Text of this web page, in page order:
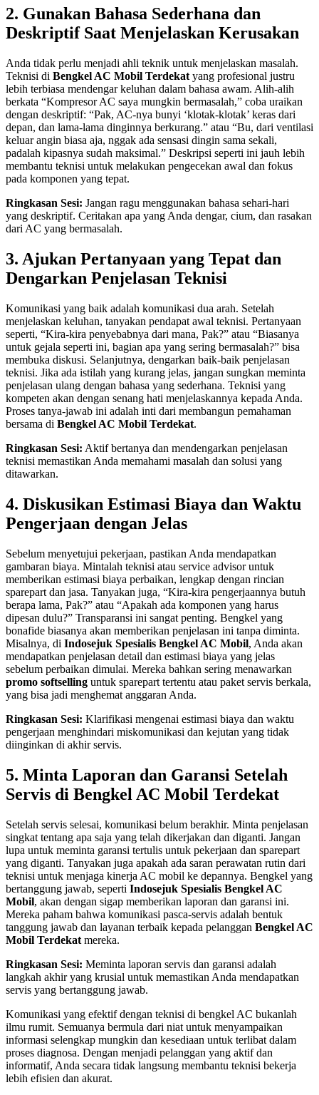
2. Gunakan Bahasa Sederhana dan
Deskriptif Saat Menjelaskan Kerusakan
Anda tidak perlu menjadi ahli teknik untuk menjelaskan masalah.
Teknisi di Bengkel AC Mobil Terdekat yang profesional justru
lebih terbiasa mendengar keluhan dalam bahasa awam. Alih-alih
berkata “Kompresor AC saya mungkin bermasalah,” coba uraikan
dengan deskriptif: “Pak, AC-nya bunyi ‘klotak-klotak’ keras dari
depan, dan lama-lama dinginnya berkurang.” atau “Bu, dari ventilasi
keluar angin biasa aja, nggak ada sensasi dingin sama sekali,
padalah kipasnya sudah maksimal.” Deskripsi seperti ini jauh lebih
membantu teknisi untuk melakukan pengecekan awal dan fokus
pada komponen yang tepat.
Ringkasan Sesi: Jangan ragu menggunakan bahasa sehari-hari
yang deskriptif. Ceritakan apa yang Anda dengar, cium, dan rasakan
dari AC yang bermasalah.
3. Ajukan Pertanyaan yang Tepat dan
Dengarkan Penjelasan Teknisi
Komunikasi yang baik adalah komunikasi dua arah. Setelah
menjelaskan keluhan, tanyakan pendapat awal teknisi. Pertanyaan
seperti, “Kira-kira penyebabnya dari mana, Pak?” atau “Biasanya
untuk gejala seperti ini, bagian apa yang sering bermasalah?” bisa
membuka diskusi. Selanjutnya, dengarkan baik-baik penjelasan
teknisi. Jika ada istilah yang kurang jelas, jangan sungkan meminta
penjelasan ulang dengan bahasa yang sederhana. Teknisi yang
kompeten akan dengan senang hati menjelaskannya kepada Anda.
Proses tanya-jawab ini adalah inti dari membangun pemahaman
bersama di Bengkel AC Mobil Terdekat.
Ringkasan Sesi: Aktif bertanya dan mendengarkan penjelasan
teknisi memastikan Anda memahami masalah dan solusi yang
ditawarkan.
4. Diskusikan Estimasi Biaya dan Waktu
Pengerjaan dengan Jelas
Sebelum menyetujui pekerjaan, pastikan Anda mendapatkan
gambaran biaya. Mintalah teknisi atau service advisor untuk
memberikan estimasi biaya perbaikan, lengkap dengan rincian
sparepart dan jasa. Tanyakan juga, “Kira-kira pengerjaannya butuh
berapa lama, Pak?” atau “Apakah ada komponen yang harus
dipesan dulu?” Transparansi ini sangat penting. Bengkel yang
bonafide biasanya akan memberikan penjelasan ini tanpa diminta.
Misalnya, di Indosejuk Spesialis Bengkel AC Mobil, Anda akan
mendapatkan penjelasan detail dan estimasi biaya yang jelas
sebelum perbaikan dimulai. Mereka bahkan sering menawarkan
promo softselling untuk sparepart tertentu atau paket servis berkala,
yang bisa jadi menghemat anggaran Anda.
Ringkasan Sesi: Klarifikasi mengenai estimasi biaya dan waktu
pengerjaan menghindari miskomunikasi dan kejutan yang tidak
diinginkan di akhir servis.
5. Minta Laporan dan Garansi Setelah
Servis di Bengkel AC Mobil Terdekat
Setelah servis selesai, komunikasi belum berakhir. Minta penjelasan
singkat tentang apa saja yang telah dikerjakan dan diganti. Jangan
lupa untuk meminta garansi tertulis untuk pekerjaan dan sparepart
yang diganti. Tanyakan juga apakah ada saran perawatan rutin dari
teknisi untuk menjaga kinerja AC mobil ke depannya. Bengkel yang
bertanggung jawab, seperti Indosejuk Spesialis Bengkel AC
Mobil, akan dengan sigap memberikan laporan dan garansi ini.
Mereka paham bahwa komunikasi pasca-servis adalah bentuk
tanggung jawab dan layanan terbaik kepada pelanggan Bengkel AC
Mobil Terdekat mereka.
Ringkasan Sesi: Meminta laporan servis dan garansi adalah
langkah akhir yang krusial untuk memastikan Anda mendapatkan
servis yang bertanggung jawab.
Komunikasi yang efektif dengan teknisi di bengkel AC bukanlah
ilmu rumit. Semuanya bermula dari niat untuk menyampaikan
informasi selengkap mungkin dan kesediaan untuk terlibat dalam
proses diagnosa. Dengan menjadi pelanggan yang aktif dan
informatif, Anda secara tidak langsung membantu teknisi bekerja
lebih efisien dan akurat.